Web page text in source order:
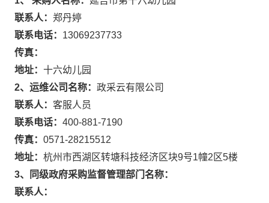
联系人： 郑丹婷
联系电话： 13069237733
传真：
地址： 十六幼儿园
2、运维公司名称： 政采云有限公司
联系人： 客服人员
联系电话： 400-881-7190
传真： 0571-28215512
地址： 杭州市西湖区转塘科技经济区块9号1幢2区5楼
3、同级政府采购监督管理部门名称：
联系人：